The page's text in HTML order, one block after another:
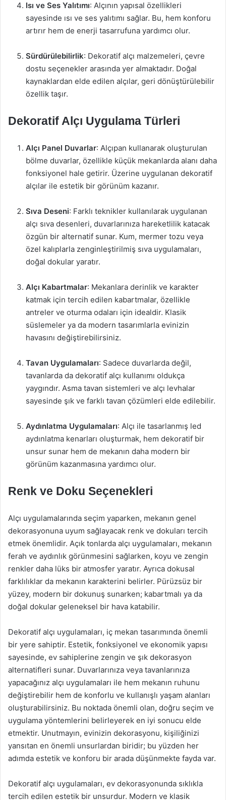
Isı ve Ses Yalıtımı: Alçının yapısal özellikleri
sayesinde ısı ve ses yalıtımı sağlar. Bu, hem konforu
artırır hem de enerji tasarrufuna yardımcı olur.
Sürdürülebilirlik: Dekoratif alçı malzemeleri, çevre
dostu seçenekler arasında yer almaktadır. Doğal
kaynaklardan elde edilen alçılar, geri dönüştürülebilir
özellik taşır.
Dekoratif Alçı Uygulama Türleri
Alçı Panel Duvarlar: Alçıpan kullanarak oluşturulan
bölme duvarlar, özellikle küçük mekanlarda alanı daha
fonksiyonel hale getirir. Üzerine uygulanan dekoratif
alçılar ile estetik bir görünüm kazanır.
Sıva Deseni: Farklı teknikler kullanılarak uygulanan
alçı sıva desenleri, duvarlarınıza hareketlilik katacak
özgün bir alternatif sunar. Kum, mermer tozu veya
özel kalıplarla zenginleştirilmiş sıva uygulamaları,
doğal dokular yaratır.
Alçı Kabartmalar: Mekanlara derinlik ve karakter
katmak için tercih edilen kabartmalar, özellikle
antreler ve oturma odaları için idealdir. Klasik
süslemeler ya da modern tasarımlarla evinizin
havasını değiştirebilirsiniz.
Tavan Uygulamaları: Sadece duvarlarda değil,
tavanlarda da dekoratif alçı kullanımı oldukça
yaygındır. Asma tavan sistemleri ve alçı levhalar
sayesinde şık ve farklı tavan çözümleri elde edilebilir.
Aydınlatma Uygulamaları: Alçı ile tasarlanmış led
aydınlatma kenarları oluşturmak, hem dekoratif bir
unsur sunar hem de mekanın daha modern bir
görünüm kazanmasına yardımcı olur.
Renk ve Doku Seçenekleri
Alçı uygulamalarında seçim yaparken, mekanın genel
dekorasyonuna uyum sağlayacak renk ve dokuları tercih
etmek önemlidir. Açık tonlarda alçı uygulamaları, mekanın
ferah ve aydınlık görünmesini sağlarken, koyu ve zengin
renkler daha lüks bir atmosfer yaratır. Ayrıca dokusal
farklılıklar da mekanın karakterini belirler. Pürüzsüz bir
yüzey, modern bir dokunuş sunarken; kabartmalı ya da
doğal dokular geleneksel bir hava katabilir.
Dekoratif alçı uygulamaları, iç mekan tasarımında önemli
bir yere sahiptir. Estetik, fonksiyonel ve ekonomik yapısı
sayesinde, ev sahiplerine zengin ve şık dekorasyon
alternatifleri sunar. Duvarlarınıza veya tavanlarınıza
yapacağınız alçı uygulamaları ile hem mekanın ruhunu
değiştirebilir hem de konforlu ve kullanışlı yaşam alanları
oluşturabilirsiniz. Bu noktada önemli olan, doğru seçim ve
uygulama yöntemlerini belirleyerek en iyi sonucu elde
etmektir. Unutmayın, evinizin dekorasyonu, kişiliğinizi
yansıtan en önemli unsurlardan biridir; bu yüzden her
adımda estetik ve konforu bir arada düşünmekte fayda var.
Dekoratif alçı uygulamaları, ev dekorasyonunda sıklıkla
tercih edilen estetik bir unsurdur. Modern ve klasik